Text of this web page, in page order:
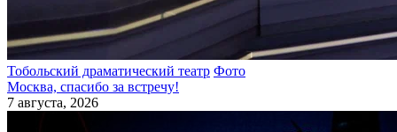
Тобольский драматический театр Фото
Москва, спасибо за встречу!
7 августа, 2026